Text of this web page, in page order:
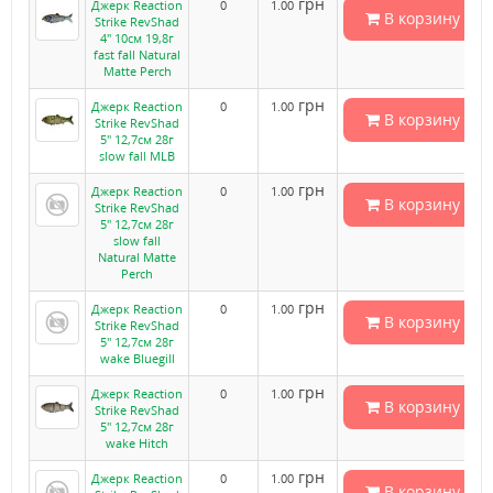
Джерк Reaction
Strike RevShad
4" 10см 19,8г
fast fall Natural
Matte Perch
0 1.00
В корзину
Джерк Reaction
Strike RevShad
5" 12,7см 28г
slow fall MLB
0 1.00 грн
В корзину
Джерк Reaction
Strike RevShad
5" 12,7см 28г
slow fall
Natural Matte
Perch
0 1.00 грн
В корзину
Джерк Reaction
Strike RevShad
5" 12,7см 28г
wake Bluegill
0 1.00 грн
В корзину
Джерк Reaction
Strike RevShad
5" 12,7см 28г
wake Hitch
0 1.00 грн
В корзину
Джерк Reaction
0 1.00 грн